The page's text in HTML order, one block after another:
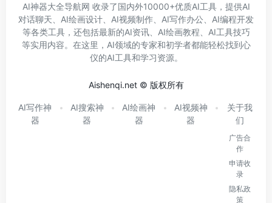
AI神器大全导航网 收录了国内外10000+优质AI工具，提供AI
对话聊天、AI绘画设计、AI视频制作、AI写作办公、AI编程开发
等各类工具，还包括最新的AI资讯、AI绘画教程、AI工具技巧
等实用内容。在这里，AI领域的专家和初学者都能轻松找到心
仪的AI工具和学习资源。
Aishenqi.net © 版权所有
AI写作神
器
AI搜索神
器
AI绘画神
器
AI视频神
器
关于我
们
广告合
作
申请收
录
隐私政
策